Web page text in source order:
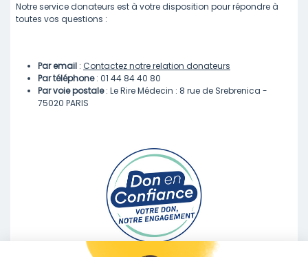
Notre service donateurs est à votre disposition pour répondre à
toutes vos questions :
Par email : Contactez notre relation donateurs
Par téléphone: 01 44 84 40 80
Par voie postale: Le Rire Médecin : 8 rue de Srebrenica -
75020 PARIS